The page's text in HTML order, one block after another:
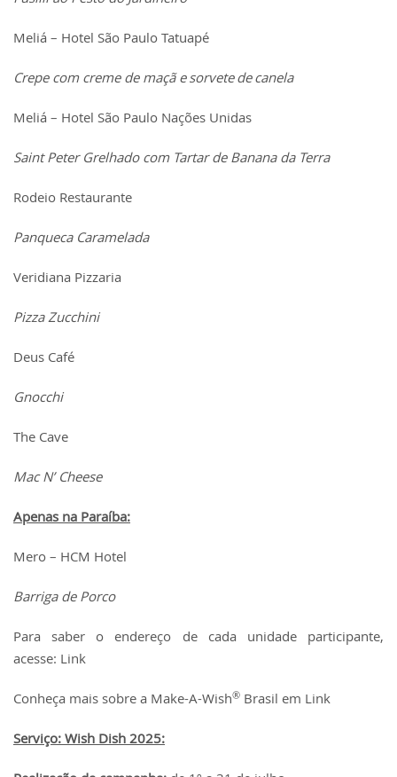
Meliá – Hotel São Paulo Tatuapé
Crepe com creme de maçã e sorvete de canela
Meliá – Hotel São Paulo Nações Unidas
Saint Peter Grelhado com Tartar de Banana da Terra
Rodeio Restaurante
Panqueca Caramelada
Veridiana Pizzaria
Pizza Zucchini
Deus Café
Gnocchi
The Cave
Mac N’ Cheese
Apenas na Paraíba:
Mero – HCM Hotel
Barriga de Porco
Para saber o endereço de cada unidade participante,
acesse: Link
Conheça mais sobre a Make-A-Wish® Brasil em Link
Serviço: Wish Dish 2025: